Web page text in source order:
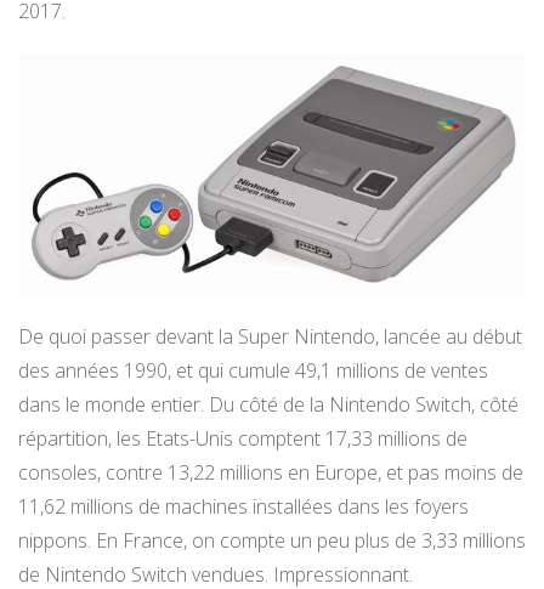
2017.
De quoi passer devant la Super Nintendo, lancée au début
des années 1990, et qui cumule 49,1 millions de ventes
dans le monde entier. Du côté de la Nintendo Switch, côté
répartition, les Etats-Unis comptent 17,33 millions de
consoles, contre 13,22 millions en Europe, et pas moins de
11,62 millions de machines installées dans les foyers
nippons. En France, on compte un peu plus de 3,33 millions
de Nintendo Switch vendues. Impressionnant.